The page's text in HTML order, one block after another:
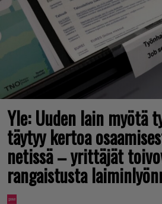
Yle: Uuden lain myötä
täytyy kertoa
netissä – yrittäjät
rangaistusta